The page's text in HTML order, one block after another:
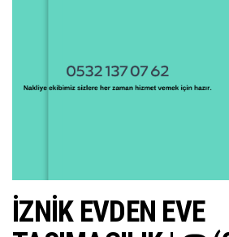
İZNİK EVDEN EVE